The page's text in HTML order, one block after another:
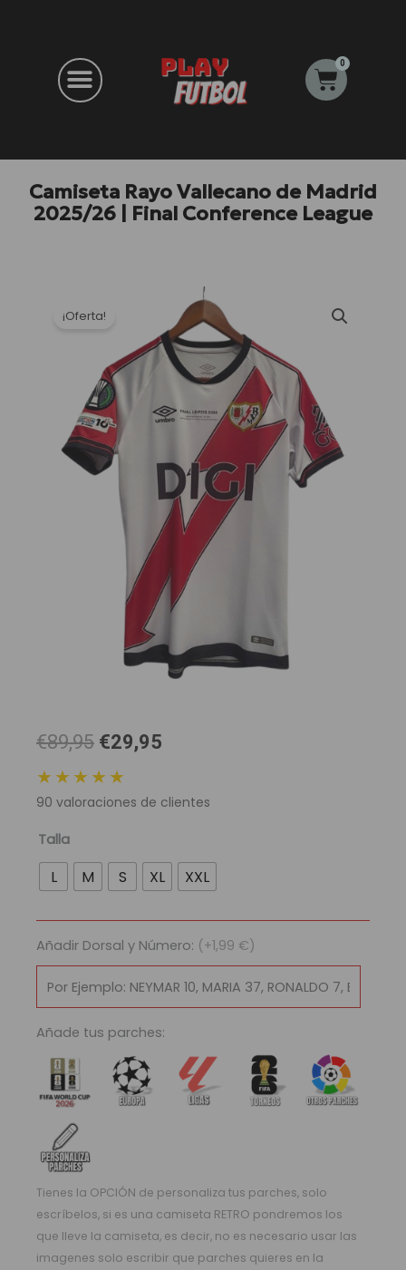
0
Carrito
Camiseta Rayo Vallecano de Madrid
2025/26 | Final Conference League
¡Oferta!
€89,95 El
original
era:
€29,95
es:
★★★★★
90 valoraciones de clientes
Talla
L M S XL XXL
Añadir Dorsal y Número: (+1,99 €)
Añade tus parches:
Tienes la OPCIÓN de personaliza tus parches, solo
escríbelos, si es una camiseta RETRO pondremos los
que lleve la camiseta, es decir, no es necesario usar las
imagenes solo escribir que parches quieres en la
Camiseta
Rayo
Vallecano
Madrid
2025/26
|
Final
Conference
League
cantidad